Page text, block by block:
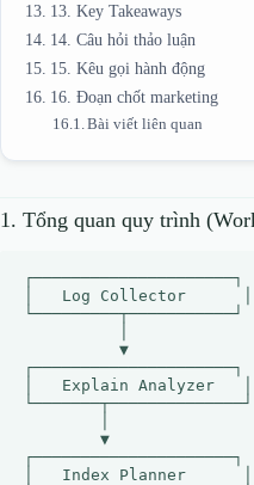
13. Key Takeaways
14. Câu hỏi thảo luận
15. Kêu gọi hành động
16. Đoạn chốt marketing
Bài viết liên quan
1. Tổng quan quy trình
│   Log Collector      │
└─────────┬───────────┘
          ▼
│   Explain Analyzer   │
└───────┬──────────────┘
        ▼
│   Index Planner      │